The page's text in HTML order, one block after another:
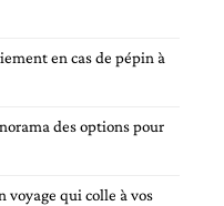
en cas de pépin à
des options pour
voyage qui colle à vos